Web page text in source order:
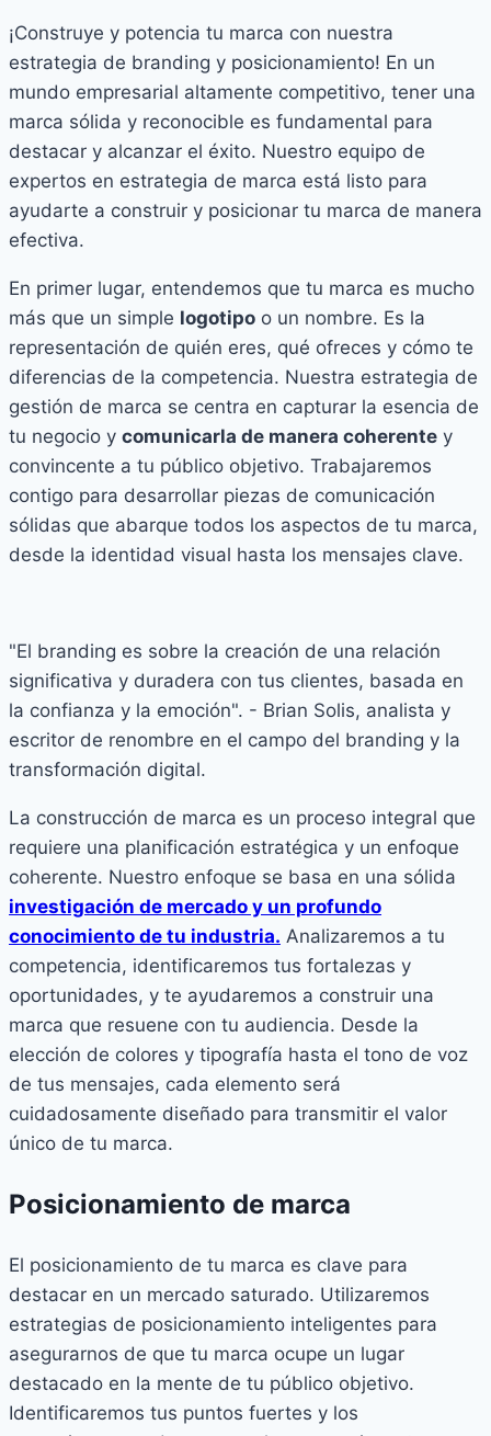
¡Construye y potencia tu marca con nuestra
estrategia de branding y posicionamiento! En un
mundo empresarial altamente competitivo, tener una
marca sólida y reconocible es fundamental para
destacar y alcanzar el éxito. Nuestro equipo de
expertos en estrategia de marca está listo para
ayudarte a construir y posicionar tu marca de manera
efectiva.
En primer lugar, entendemos que tu marca es mucho
más que un simple logotipo o un nombre. Es la
representación de quién eres, qué ofreces y cómo te
diferencias de la competencia. Nuestra estrategia de
gestión de marca se centra en capturar la esencia de
tu negocio y comunicarla de manera coherente y
convincente a tu público objetivo. Trabajaremos
contigo para desarrollar piezas de comunicación
sólidas que abarque todos los aspectos de tu marca,
desde la identidad visual hasta los mensajes clave.
"El branding es sobre la creación de una relación
significativa y duradera con tus clientes, basada en
la confianza y la emoción". - Brian Solis, analista y
escritor de renombre en el campo del branding y la
transformación digital.
La construcción de marca es un proceso integral que
requiere una planificación estratégica y un enfoque
coherente. Nuestro enfoque se basa en una sólida
investigación de mercado y un profundo
conocimiento de tu industria. Analizaremos a tu
competencia, identificaremos tus fortalezas y
oportunidades, y te ayudaremos a construir una
marca que resuene con tu audiencia. Desde la
elección de colores y tipografía hasta el tono de voz
de tus mensajes, cada elemento será
cuidadosamente diseñado para transmitir el valor
único de tu marca.
Posicionamiento de marca
El posicionamiento de tu marca es clave para
destacar en un mercado saturado. Utilizaremos
estrategias de posicionamiento inteligentes para
asegurarnos de que tu marca ocupe un lugar
destacado en la mente de tu público objetivo.
Identificaremos tus puntos fuertes y los